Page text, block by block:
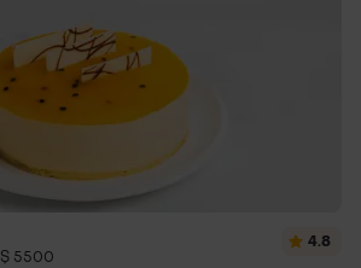
$ 5500
4.8